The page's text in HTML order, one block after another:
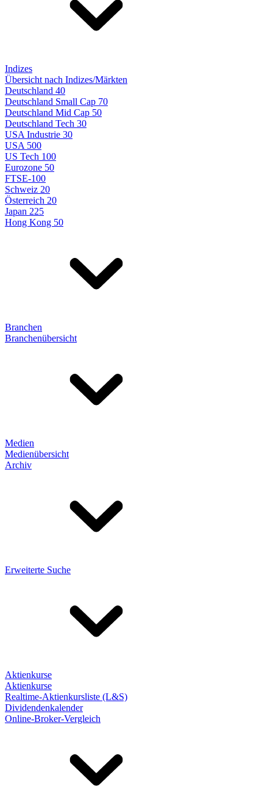
Indizes
Übersicht nach Indizes/Märkten
Deutschland 40
Deutschland Small Cap 70
Deutschland Mid Cap 50
Deutschland Tech 30
USA Industrie 30
USA 500
US Tech 100
Eurozone 50
FTSE-100
Schweiz 20
Österreich 20
Japan 225
Hong Kong 50
Branchen
Branchenübersicht
Medien
Medienübersicht
Archiv
Erweiterte Suche
Aktienkurse
Aktienkurse
Realtime-Aktienkursliste (L&S)
Dividendenkalender
Online-Broker-Vergleich